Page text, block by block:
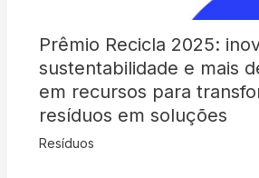
Prêmio Recicla 2025:
sustentabilidade e mais
em recursos para
resíduos em soluções
Resíduos